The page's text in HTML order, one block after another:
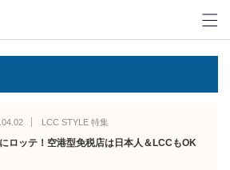
LCC STYLE 特集
ロッテ！空港型免税店は日本人＆LCCもOK